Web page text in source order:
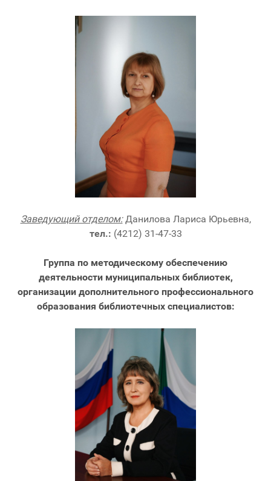
Заведующий отделом:Данилова Лариса Юрьевна,
тел.: (4212) 31-47-33
Группа по методическому обеспечению
деятельности муниципальных библиотек,
организации дополнительного профессионального
образования библиотечных специалистов: